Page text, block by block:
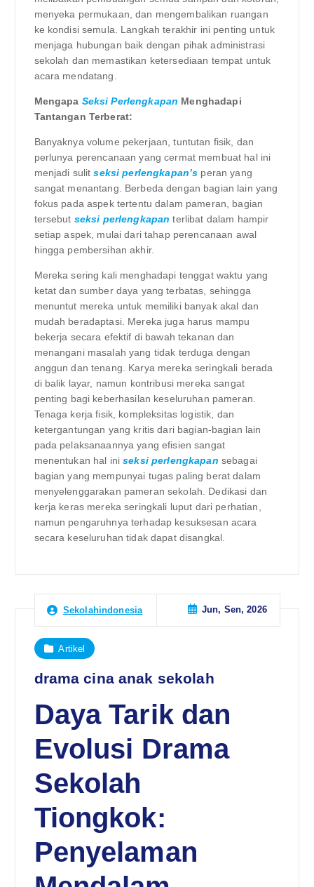
menyeka permukaan, dan mengembalikan ruangan
ke kondisi semula. Langkah terakhir ini penting untuk
menjaga hubungan baik dengan pihak administrasi
sekolah dan memastikan ketersediaan tempat untuk
acara mendatang.
Mengapa Seksi Perlengkapan Menghadapi
Tantangan Terberat:
Banyaknya volume pekerjaan, tuntutan fisik, dan
perlunya perencanaan yang cermat membuat hal ini
menjadi sulitseksi perlengkapan’s peran yang
sangat menantang. Berbeda dengan bagian lain yang
fokus pada aspek tertentu dalam pameran, bagian
tersebut seksi perlengkapan terlibat dalam hampir
setiap aspek, mulai dari tahap perencanaan awal
hingga pembersihan akhir.
Mereka sering kali menghadapi tenggat waktu yang
ketat dan sumber daya yang terbatas, sehingga
menuntut mereka untuk memiliki banyak akal dan
mudah beradaptasi. Mereka juga harus mampu
bekerja secara efektif di bawah tekanan dan
menangani masalah yang tidak terduga dengan
anggun dan tenang. Karya mereka seringkali berada
di balik layar, namun kontribusi mereka sangat
penting bagi keberhasilan keseluruhan pameran.
Tenaga kerja fisik, kompleksitas logistik, dan
ketergantungan yang kritis dari bagian-bagian lain
pada pelaksanaannya yang efisien sangat
menentukan hal iniseksi perlengkapan sebagai
bagian yang mempunyai tugas paling berat dalam
menyelenggarakan pameran sekolah. Dedikasi dan
kerja keras mereka seringkali luput dari perhatian,
namun pengaruhnya terhadap kesuksesan acara
secara keseluruhan tidak dapat disangkal.
Sekolahindonesia Jun, Sen, 2026
Artikel
drama cina anak sekolah
Daya Tarik dan
Evolusi Drama
Sekolah
Tiongkok:
Penyelaman